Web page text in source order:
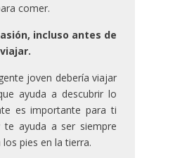
comer.
incluso antes de
joven debería viajar
ayuda a descubrir lo
es importante para ti
ayuda a ser siempre
pies en la tierra.